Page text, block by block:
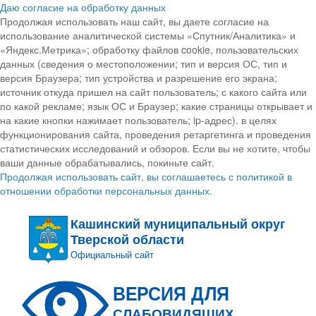
Даю согласие на обработку данных
Продолжая использовать наш сайт, вы даете согласие на
использование аналитической системы «Спутник/Аналитика» и
«Яндекс.Метрика»; обработку файлов cookie, пользовательских
данных (сведения о местоположении; тип и версия ОС, тип и
версия Браузера; тип устройства и разрешение его экрана;
источник откуда пришел на сайт пользователь; с какого сайта или
по какой рекламе; язык ОС и Браузер; какие страницы открывает и
на какие кнопки нажимает пользователь; ip-адрес). в целях
функционирования сайта, проведения ретаргетинга и проведения
статистических исследований и обзоров. Если вы не хотите, чтобы
ваши данные обрабатывались, покиньте сайт.
Продолжая использовать сайт, вы соглашаетесь с политикой в
отношении обработки персональных данных.